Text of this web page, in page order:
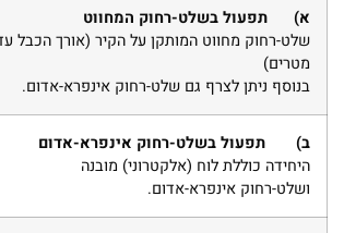
א) תפעול בשלט-רחוק המחווט
מטרים)
בנוסף ניתן לצרף גם שלט-רחוק אינפרא-אדום.
ב) תפעול בשלט-רחוק אינפרא-אדום
היחידה כוללת לוח (אלקטרוני) מובנה
ושלט-רחוק אינפרא-אדום.